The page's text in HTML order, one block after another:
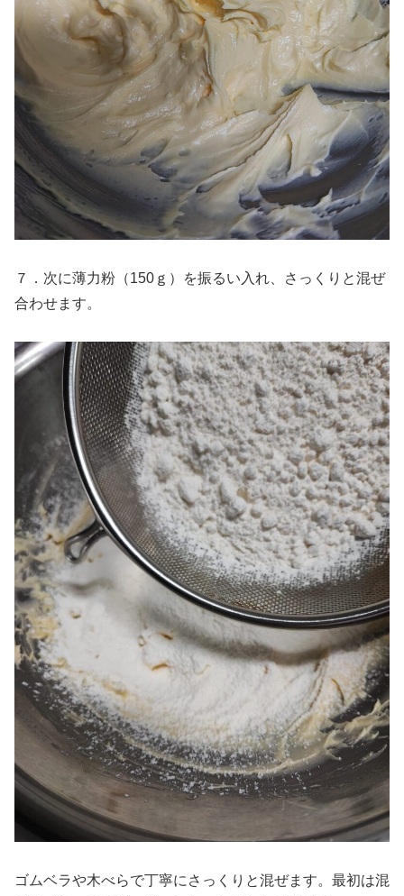
７．次に薄力粉（150ｇ）を振るい入れ、さっくりと混ぜ
合わせます。
ゴムベラや木べらで丁寧にさっくりと混ぜます。最初は混